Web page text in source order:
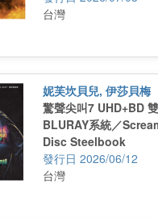
台灣
妮芙坎貝兒, 伊莎貝梅
驚聲尖叫7 UHD+BD
BLURAY系統／
Disc Steelbook
2026/06/12
台灣